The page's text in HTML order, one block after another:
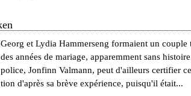
Georg et Lydia Hammerseng formaient un
des années de mariage, apparemment sans
police, Jonfinn Valmann, peut d'ailleurs certifier
tion d'après sa brève expérience, puisqu'il était...